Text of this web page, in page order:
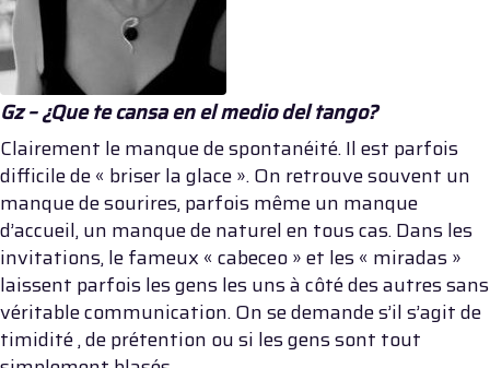
Gz – ¿Que te cansa en el medio del tango?
Clairement le manque de spontanéité. Il est parfois
difficile de « briser la glace ». On retrouve souvent un
manque de sourires, parfois même un manque
d’accueil, un manque de naturel en tous cas. Dans les
invitations, le fameux « cabeceo » et les « miradas »
laissent parfois les gens les uns à côté des autres sans
véritable communication. On se demande s’il s’agit de
timidité , de prétention ou si les gens sont tout